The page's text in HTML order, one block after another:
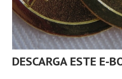
DESCARGA ESTE E-